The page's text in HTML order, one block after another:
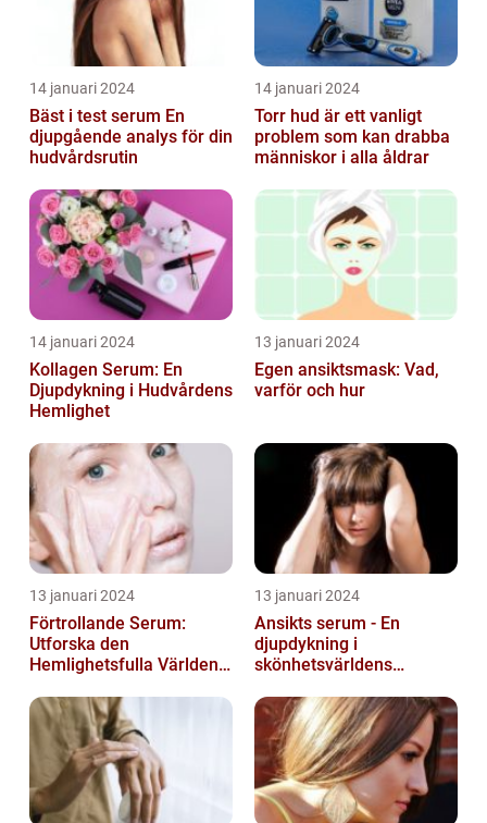
14 januari 2024
Bäst i test serum En
djupgående analys för din
hudvårdsrutin
14 januari 2024
Torr hud är ett vanligt
problem som kan drabba
människor i alla åldrar
14 januari 2024
Kollagen Serum: En
Djupdykning i Hudvårdens
Hemlighet
13 januari 2024
Egen ansiktsmask: Vad,
varför och hur
13 januari 2024
Förtrollande Serum:
Utforska den
Hemlighetsfulla Världen
Näringsämnen
13 januari 2024
Ansikts serum - En
djupdykning i
skönhetsvärldens